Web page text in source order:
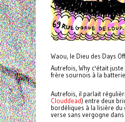
Waou, le Dieu des Days
Autrefois, Why c'était
frère sournois à la
Autrefois, il parlait
Clouddead) entre deux
bordéliques à la lisière du
verse sans vergogne